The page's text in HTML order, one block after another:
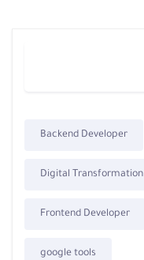
Backend Developer
Digital Transformation
Frontend Developer
google tools